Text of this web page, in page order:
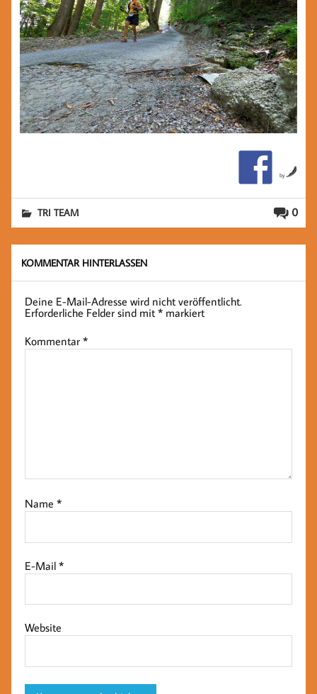
by
0
TRI TEAM
KOMMENTAR HINTERLASSEN
Deine E-Mail-Adresse wird nicht veröffentlicht.
Erforderliche Felder sind mit* markiert
Kommentar*
Name*
E-Mail*
Website